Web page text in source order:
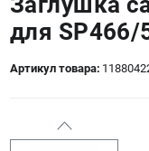
для SP466/
Артикул товара: